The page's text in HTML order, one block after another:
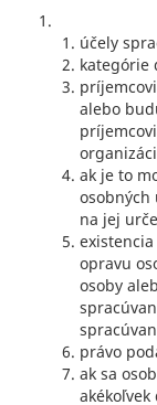
účely
kategórie
alebo
ak je to
osobných
na jej
opravu
osoby
právo
ak sa